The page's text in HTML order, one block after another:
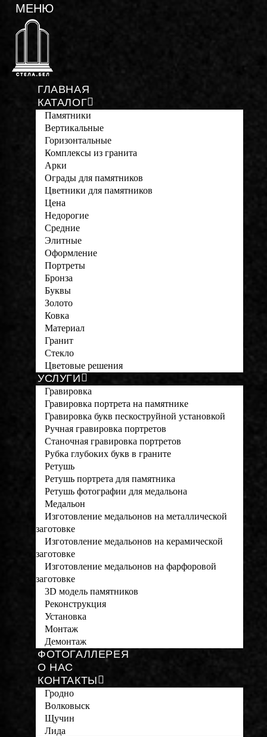
ГЛАВНАЯ
КАТАЛОГ
Памятники
Вертикальные
Горизонтальные
Комплексы из гранита
Арки
Ограды для памятников
Цветники для памятников
Цена
Недорогие
Средние
Элитные
Оформление
Портреты
Бронза
Буквы
Золото
Ковка
Материал
Гранит
Стекло
Цветовые решения
УСЛУГИ
Гравировка
Гравировка портрета на памятнике
Гравировка букв пескоструйной установкой
Ручная гравировка портретов
Станочная гравировка портретов
Рубка глубоких букв в граните
Ретушь
Ретушь портрета для памятника
Ретушь фотографии для медальона
Медальон
Изготовление медальонов на металлической
заготовке
Изготовление медальонов на керамической
заготовке
Изготовление медальонов на фарфоровой
заготовке
3D модель памятников
Реконструкция
Установка
Монтаж
Демонтаж
ФОТОГАЛЛЕРЕЯ
О НАС
КОНТАКТЫ
Гродно
Волковыск
Щучин
Лида